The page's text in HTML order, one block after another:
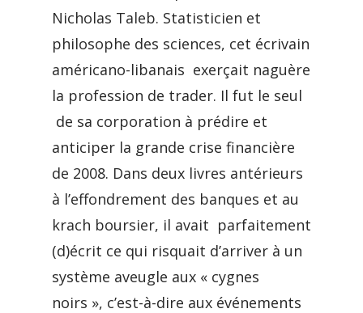
Nicholas Taleb. Statisticien et
philosophe des sciences, cet écrivain
américano-libanais exerçait naguère
la profession de trader. Il fut le seul
de sa corporation à prédire et
anticiper la grande crise financière
de 2008. Dans deux livres antérieurs
à l’effondrement des banques et au
krach boursier, il avait parfaitement
(d)écrit ce qui risquait d’arriver à un
système aveugle aux « cygnes
noirs », c’est-à-dire aux événements